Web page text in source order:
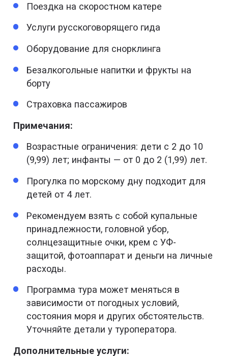
Поездка на скоростном катере
Услуги русскоговорящего гида
Оборудование для снорклинга
Безалкогольные напитки и фрукты на
борту
Страховка пассажиров
Примечания:
Возрастные ограничения: дети с 2 до 10
(9,99) лет; инфанты — от 0 до 2 (1,99) лет.
Прогулка по морскому дну подходит для
детей от 4 лет.
Рекомендуем взять с собой купальные
принадлежности, головной убор,
солнцезащитные очки, крем с УФ-
защитой, фотоаппарат и деньги на личные
расходы.
Программа тура может меняться в
зависимости от погодных условий,
состояния моря и других обстоятельств.
Уточняйте детали у туроператора.
Дополнительные услуги: